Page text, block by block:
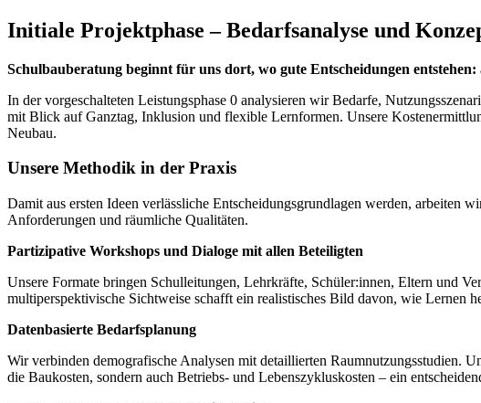
Initiale Projektphase – Bedarfsanalyse und
Schulbauberatung beginnt für uns dort, wo gute Entscheidungen entstehen:
In der vorgeschalteten Leistungsphase 0 analysieren wir Bedarfe,
mit Blick auf Ganztag, Inklusion und flexible Lernformen. Unsere
Neubau.
Unsere Methodik in der Praxis
Damit aus ersten Ideen verlässliche Entscheidungsgrundlagen werden, arbeiten
Anforderungen und räumliche Qualitäten.
Partizipative Workshops und Dialoge mit allen Beteiligten
Unsere Formate bringen Schulleitungen, Lehrkräfte, Schüler:innen, Eltern und
multiperspektivische Sichtweise schafft ein realistisches Bild davon, wie Lernen
Datenbasierte Bedarfsplanung
Wir verbinden demografische Analysen mit detaillierten Raumnutzungsstudien.
die Baukosten, sondern auch Betriebs- und Lebenszykluskosten – ein